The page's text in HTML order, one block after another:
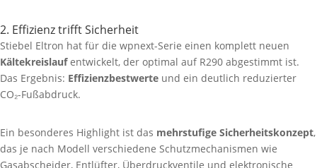
2. Effizienz trifft Sicherheit
Stiebel Eltron hat für die wpnext-Serie einen komplett neuen
Kältekreislaufentwickelt, der optimal auf R290 abgestimmt ist.
Das Ergebnis: Effizienzbestwerte und ein deutlich reduzierter
CO₂-Fußabdruck.
Ein besonderes Highlight ist das mehrstufige Sicherheitskonzept,
das je nach Modell verschiedene Schutzmechanismen wie
Gasabscheider, Entlüfter, Überdruckventile und elektronische